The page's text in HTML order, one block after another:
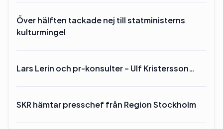
Över hälften tackade nej till statministerns
kulturmingel
Lars Lerin och pr-konsulter – Ulf Kristersson…
SKR hämtar presschef från Region Stockholm